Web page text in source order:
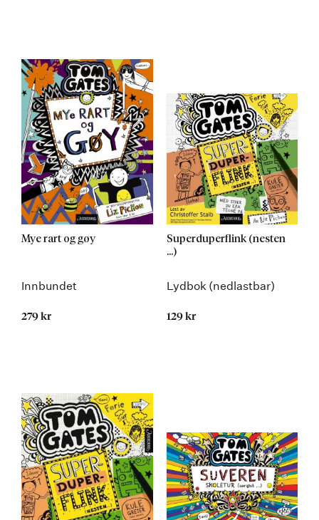
Mye rart og gøy
Innbundet
279 kr
Superduperflink (nesten
...)
Lydbok (nedlastbar)
129 kr